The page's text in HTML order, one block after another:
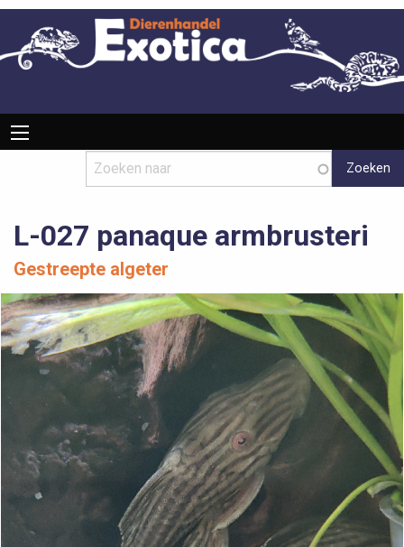
Overslaan
naar
gaan
Hoofdnavigatie
L-027 panaque armbrusteri
Gestreepte algeter